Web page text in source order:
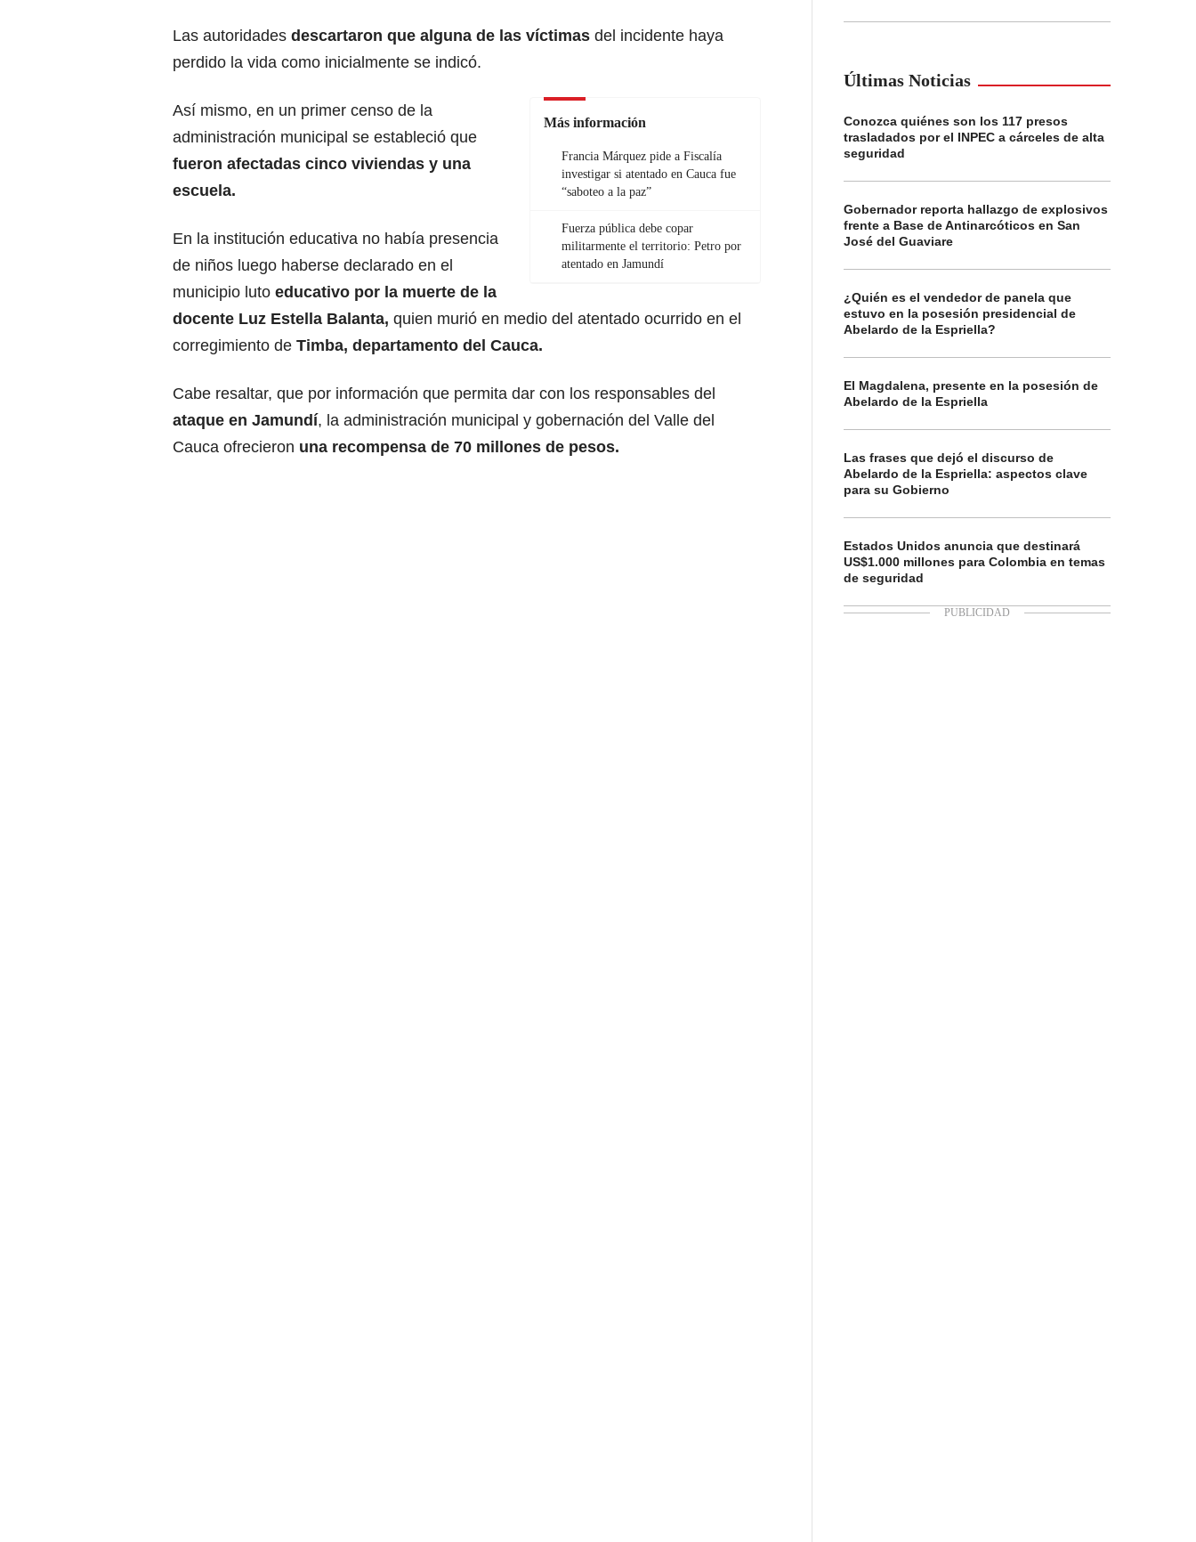
Las autoridades descartaron que alguna de las víctimas del incidente haya
perdido la vida como inicialmente se indicó.
Más información
Francia Márquez pide a Fiscalía
investigar si atentado en Cauca fue
“saboteo a la paz”
Fuerza pública debe copar
militarmente el territorio: Petro por
atentado en Jamundí
Así mismo, en un primer censo de la
administración municipal se estableció que
fueron afectadas cinco viviendas y una
escuela.
En la institución educativa no había presencia
de niños luego haberse declarado en el
municipio luto educativo por la muerte de la
docente Luz Estella Balanta, quien murió en medio del atentado ocurrido en el
corregimiento de Timba, departamento del Cauca.
Cabe resaltar, que por información que permita dar con los responsables del
ataque en Jamundí, la administración municipal y gobernación del Valle del
Cauca ofrecieron una recompensa de 70 millones de pesos.
Últimas Noticias
Conozca quiénes son los 117 presos
trasladados por el INPEC a cárceles de alta
seguridad
Gobernador reporta hallazgo de explosivos
frente a Base de Antinarcóticos en San
José del Guaviare
¿Quién es el vendedor de panela que
estuvo en la posesión presidencial de
Abelardo de la Espriella?
El Magdalena, presente en la posesión de
Abelardo de la Espriella
Las frases que dejó el discurso de
Abelardo de la Espriella: aspectos clave
para su Gobierno
Estados Unidos anuncia que destinará
US$1.000 millones para Colombia en temas
de seguridad